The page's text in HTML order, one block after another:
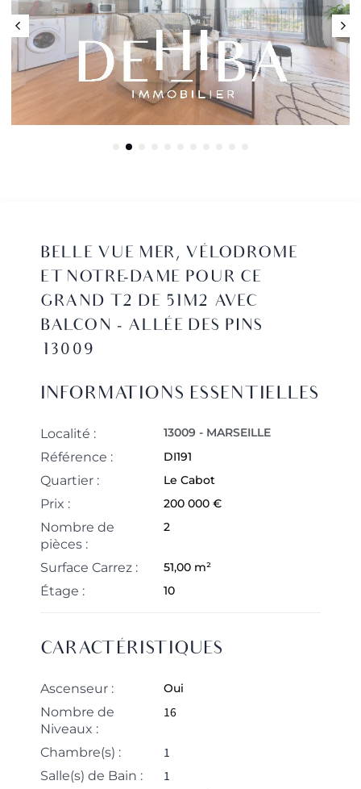
BELLE VUE MER, VÉLODROME
ET NOTRE-DAME POUR CE
GRAND T2 DE 51M2 AVEC
BALCON - ALLÉE DES PINS
13009
INFORMATIONS ESSENTIELLES
Localité : 13009 - MARSEILLE
Référence : DI191
Quartier : Le Cabot
Prix : 200 000 €
Nombre de
pièces :
2
Surface Carrez : 51,00 m²
Étage : 10
CARACTÉRISTIQUES
Ascenseur : Oui
Nombre de
Niveaux :
16
Chambre(s) : 1
Salle(s) de Bain : 1